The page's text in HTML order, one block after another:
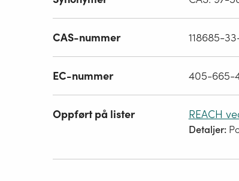
CAS-nummer 118685-
EC-nummer 405-665-
Oppført på lister REACH
Detaljer: